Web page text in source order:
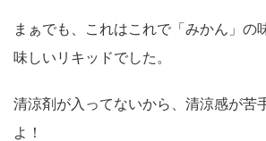
まぁでも、これはこれで「みかん」の
味しいリキッドでした。
清涼剤が入ってないから、清涼感が苦
よ！